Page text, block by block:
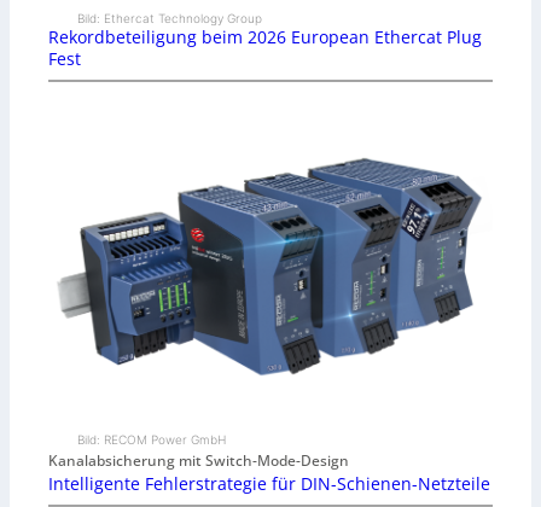
Bild: Ethercat Technology Group
Rekordbeteiligung beim 2026 European Ethercat Plug
Fest
Bild: RECOM Power GmbH
Kanalabsicherung mit Switch-Mode-Design
Intelligente Fehlerstrategie für DIN-Schienen-Netzteile